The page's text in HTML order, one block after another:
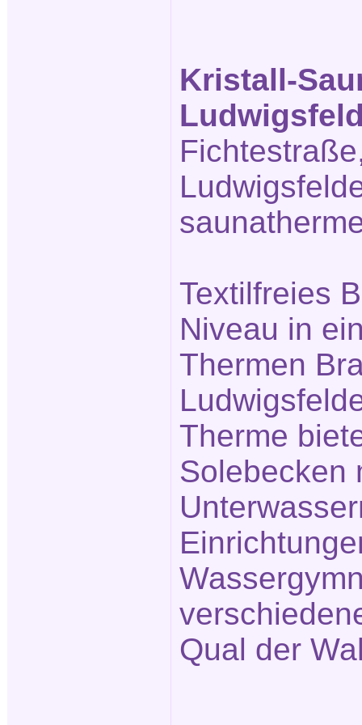
Kristall-
Textilfreies
Niveau in
Thermen
Therme
Solebecken
Qual der